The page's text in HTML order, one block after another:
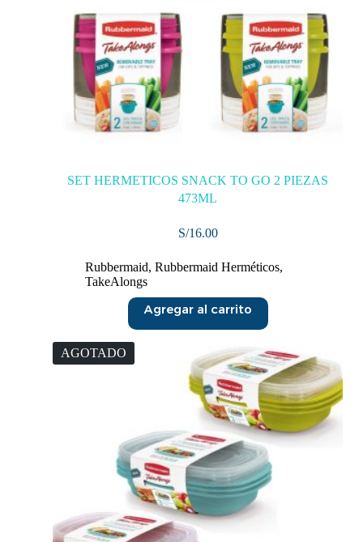
SET HERMETICOS SNACK TO GO 2 PIEZAS
473ML
S/16.00
Rubbermaid, Rubbermaid Herméticos,
TakeAlongs
Agregar al carrito
AGOTADO